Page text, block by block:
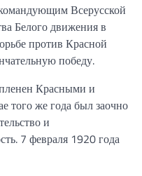
Всерусской
Белого движения в
против Красной
победу.
Красными и
того же года был заочно
и
7 февраля 1920 года